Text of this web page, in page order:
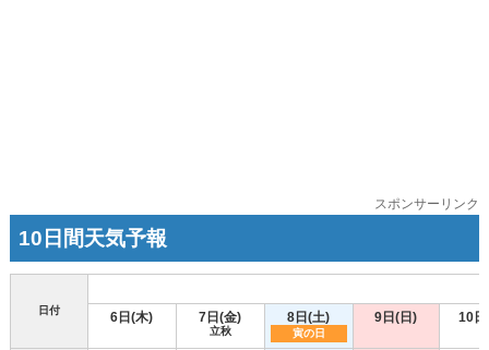
スポンサーリンク
10日間天気予報
日付 6日(木) 7日(金)
立秋
8日(土)
寅の日
9日(日) 10日